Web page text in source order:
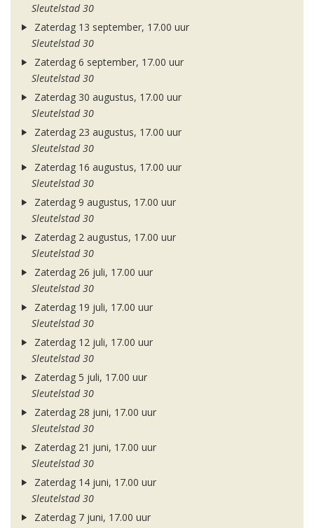
Sleutelstad 30
Zaterdag 13 september, 17.00 uur
Sleutelstad 30
Zaterdag 6 september, 17.00 uur
Sleutelstad 30
Zaterdag 30 augustus, 17.00 uur
Sleutelstad 30
Zaterdag 23 augustus, 17.00 uur
Sleutelstad 30
Zaterdag 16 augustus, 17.00 uur
Sleutelstad 30
Zaterdag 9 augustus, 17.00 uur
Sleutelstad 30
Zaterdag 2 augustus, 17.00 uur
Sleutelstad 30
Zaterdag 26 juli, 17.00 uur
Sleutelstad 30
Zaterdag 19 juli, 17.00 uur
Sleutelstad 30
Zaterdag 12 juli, 17.00 uur
Sleutelstad 30
Zaterdag 5 juli, 17.00 uur
Sleutelstad 30
Zaterdag 28 juni, 17.00 uur
Sleutelstad 30
Zaterdag 21 juni, 17.00 uur
Sleutelstad 30
Zaterdag 14 juni, 17.00 uur
Sleutelstad 30
Zaterdag 7 juni, 17.00 uur